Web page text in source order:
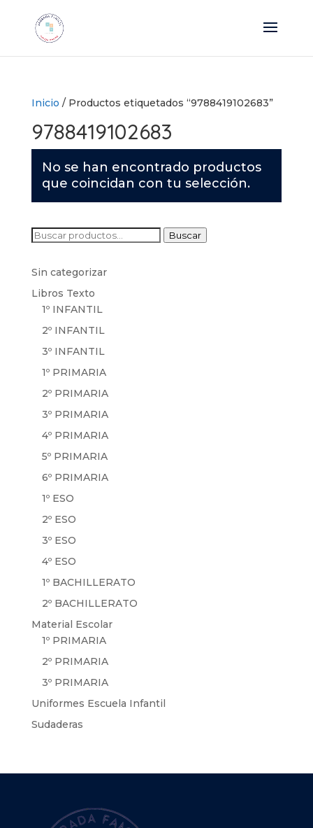
Inicio / Productos etiquetados “9788419102683”
9788419102683
No se han encontrado productos
que coincidan con tu selección.
Buscar
Buscar
Sin categorizar
Libros Texto
1º INFANTIL
2º INFANTIL
3º INFANTIL
1º PRIMARIA
2º PRIMARIA
3º PRIMARIA
4º PRIMARIA
5º PRIMARIA
6º PRIMARIA
1º ESO
2º ESO
3º ESO
4º ESO
1º BACHILLERATO
2º BACHILLERATO
Material Escolar
1º PRIMARIA
2º PRIMARIA
3º PRIMARIA
Uniformes Escuela Infantil
Sudaderas